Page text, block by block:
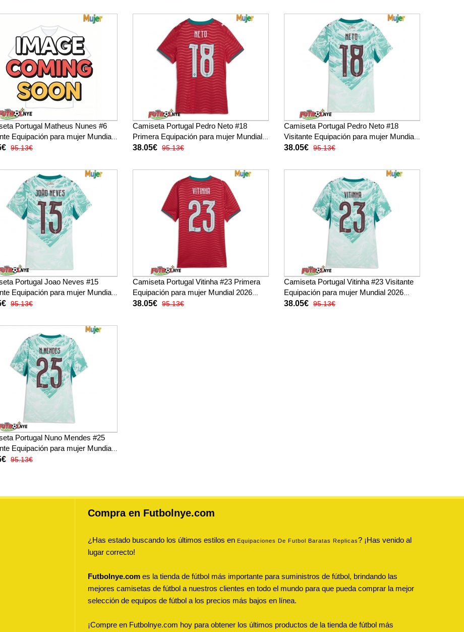
Portugal Matheus Nunes #6
Equipación para mujer Mundial
corta
95.13€
Camiseta Portugal Pedro Neto #18
Primera Equipación para mujer Mundial
2026 manga corta
38.05€ 95.13€
Camiseta Portugal Pedro Neto #18
Visitante Equipación para mujer Mundial
2026 manga corta
38.05€ 95.13€
Portugal Joao Neves #15
Equipación para mujer Mundial
corta
95.13€
Camiseta Portugal Vitinha #23 Primera
Equipación para mujer Mundial 2026
manga corta
38.05€ 95.13€
Camiseta Portugal Vitinha #23 Visitante
Equipación para mujer Mundial 2026
manga corta
38.05€ 95.13€
Portugal Nuno Mendes #25
Equipación para mujer Mundial
corta
95.13€
Compra en Futbolnye.com
¿Has estado buscando los últimos estilos en Equipaciones De Futbol Baratas Replicas? ¡Has venido al
lugar correcto!
Futbolnye.com es la tienda de fútbol más importante para suministros de fútbol, brindando las
mejores camisetas de fútbol a nuestros clientes en todo el mundo para que pueda comprar la mejor
selección de equipos de fútbol a los precios más bajos en línea.
¡Compre en Futbolnye.com hoy para obtener los últimos productos de la tienda de fútbol más